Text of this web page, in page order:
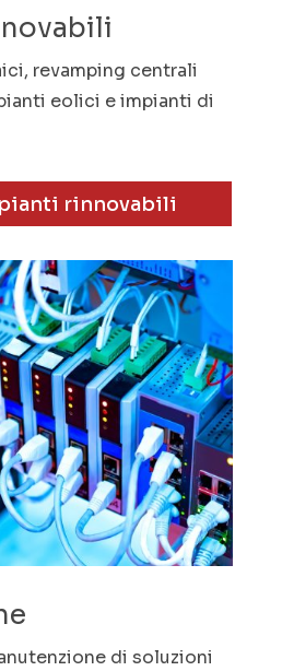
revamping centrali
eolici e impianti di
rinnovabili
di soluzioni